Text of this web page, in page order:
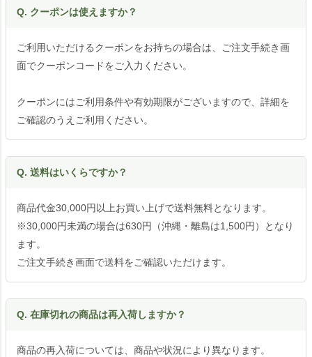
Q. クーポンは使えますか？
ご利用いただけるクーポンをお持ちの場合は、ご注文手続き画
面でクーポンコードをご入力ください。
クーポンにはご利用条件や有効期限がございますので、詳細を
ご確認のうえご利用ください。
Q. 送料はいくらですか？
商品代金30,000円以上お買い上げで送料無料となります。
※30,000円未満の場合は630円（沖縄・離島は1,500円）となり
ます。
ご注文手続き画面で送料をご確認いただけます。
Q. 在庫切れの商品は再入荷しますか？
商品の再入荷については、商品や状況により異なります。